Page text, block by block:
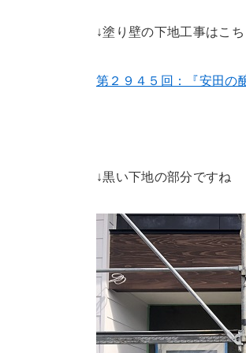
↓塗り壁の下地工事はこ
第２９４５回：『安田の
↓黒い下地の部分ですね